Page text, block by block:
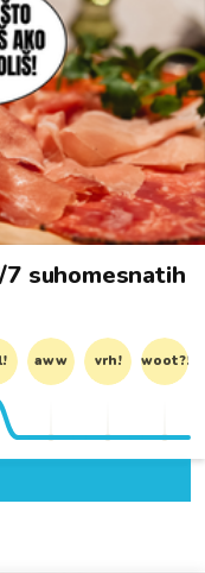
suhomesnatih
aww vrh! woot?!